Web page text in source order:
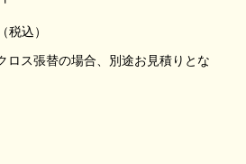
ロス張替の場合、別途お見積りとな
込）